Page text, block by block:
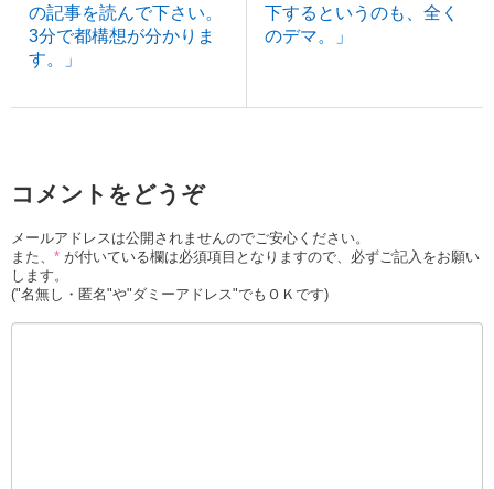
の記事を読んで下さい。
3分で都構想が分かりま
す。」
下するというのも、全く
のデマ。」
コメントをどうぞ
メールアドレスは公開されませんのでご安心ください。
また、 * が付いている欄は必須項目となりますので、必ずご記入をお願い
します。
("名無し・匿名"や"ダミーアドレス"でもＯＫです)